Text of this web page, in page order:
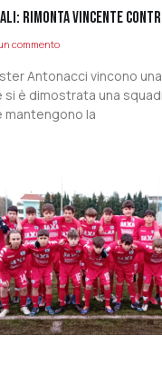
RIMONTA VINCENTE
commento
Antonacci vincono
si è dimostrata una
mantengono la